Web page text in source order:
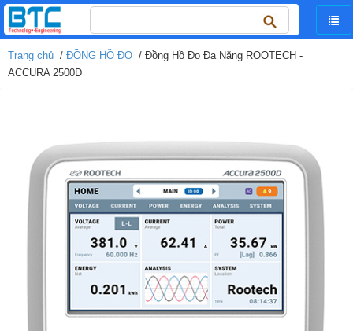
Tìm
kiếm
cho:
Trang chủ / ĐỒNG HỒ ĐO / Đồng Hồ Đo Đa Năng ROOTECH -
ACCURA 2500D